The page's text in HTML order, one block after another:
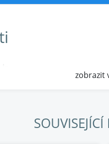
z taveného ořechuzobrazit